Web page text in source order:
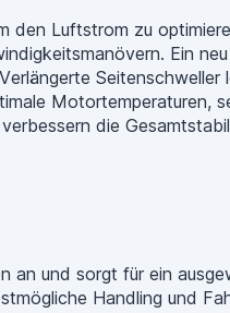
den Luftstrom zu
Ein
Motortemperaturen,
die
und sorgt für ein
Handling und